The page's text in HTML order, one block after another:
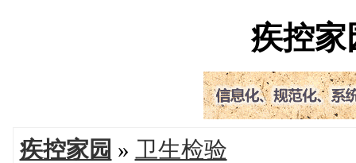
疾控家
疾控家园 » 卫生检验